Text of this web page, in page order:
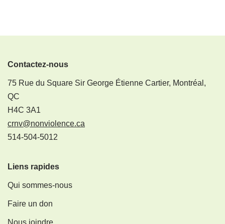
Contactez-nous
75 Rue du Square Sir George Étienne Cartier, Montréal,
QC
H4C 3A1
crnv@nonviolence.ca
514-504-5012
Liens rapides
Qui sommes-nous
Faire un don
Nous joindre